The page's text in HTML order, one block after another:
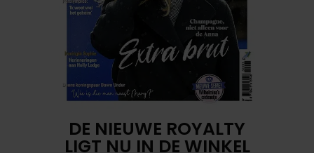
DE NIEUWE ROYALTY
LIGT NU IN DE WINKEL